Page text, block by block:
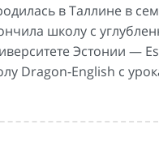
в Таллине в
школу с
Эстонии —
Dragon-English с